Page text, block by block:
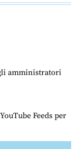
amministratori
Feeds per